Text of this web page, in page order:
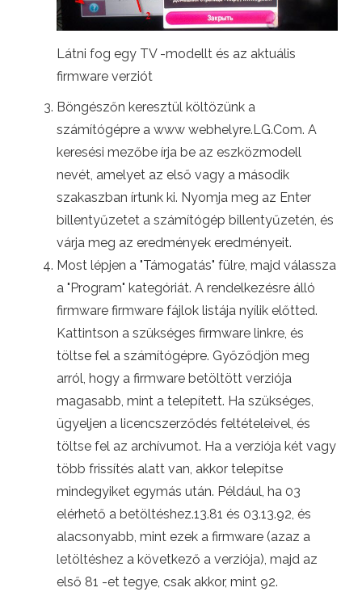
Látni fog egy TV -modellt és az aktuális
firmware verziót
Böngészőn keresztül költözünk a
számítógépre a www webhelyre.LG.Com. A
keresési mezőbe írja be az eszközmodell
nevét, amelyet az első vagy a második
szakaszban írtunk ki. Nyomja meg az Enter
billentyűzetet a számítógép billentyűzetén, és
várja meg az eredmények eredményeit.
Most lépjen a "Támogatás" fülre, majd válassza
a "Program" kategóriát. A rendelkezésre álló
firmware firmware fájlok listája nyílik előtted.
Kattintson a szükséges firmware linkre, és
töltse fel a számítógépre. Győződjön meg
arról, hogy a firmware betöltött verziója
magasabb, mint a telepített. Ha szükséges,
ügyeljen a licencszerződés feltételeivel, és
töltse fel az archívumot. Ha a verziója két vagy
több frissítés alatt van, akkor telepítse
mindegyiket egymás után. Például, ha 03
elérhető a betöltéshez.13.81 és 03.13.92, és
alacsonyabb, mint ezek a firmware (azaz a
letöltéshez a következő a verziója), majd az
első 81 -et tegye, csak akkor, mint 92.